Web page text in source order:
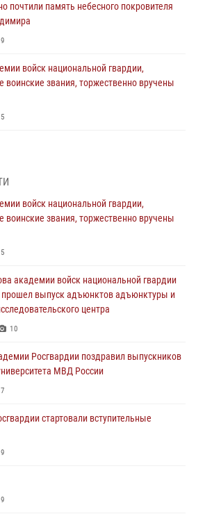
почтили память небесного покровителя
9
войск национальной гвардии,
звания, торжественно вручены
5
войск национальной гвардии принял
точность, тактика, профессионализм
подразделений связи войск
войск национальной гвардии,
звания, торжественно вручены
5
академии войск национальной гвардии
прошел выпуск адъюнктов адъюнктуры и
центра
10
Росгвардии поздравил выпускников
МВД России
7
стартовали вступительные
9
9